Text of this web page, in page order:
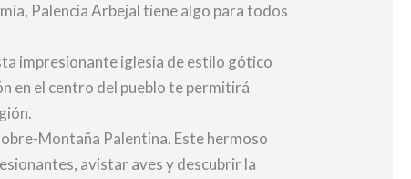
Palencia Arbejal tiene algo para todos
impresionante iglesia de estilo gótico
en el centro del pueblo te permitirá
Montaña Palentina. Este hermoso
avistar aves y descubrir la